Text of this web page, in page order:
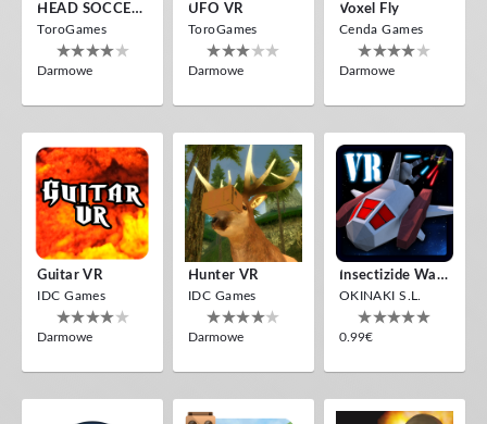
HEAD SOCCER VR
ToroGames
Darmowe
UFO VR
ToroGames
Darmowe
Voxel Fly
Cenda Games
Darmowe
Guitar VR
IDC Games
Darmowe
Hunter VR
IDC Games
Darmowe
Insectizide Wars VR
OKINAKI S.L.
0.99€